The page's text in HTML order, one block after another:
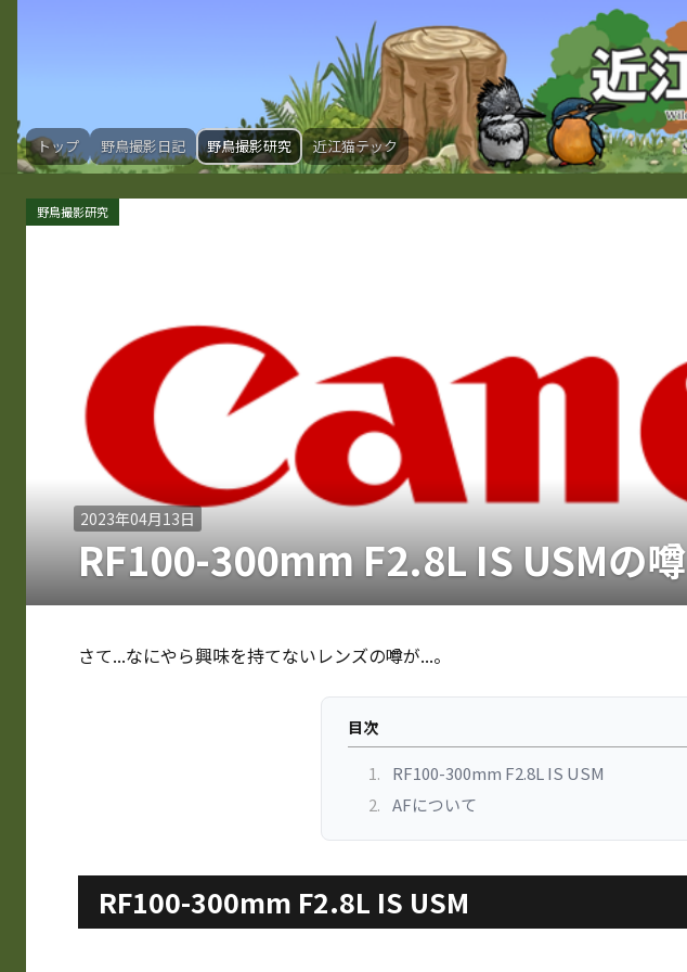
トップ 野鳥撮影日記 野鳥撮影研究 近江猫テック
野鳥撮影研究
2023年04月13日
RF100-300mm F2.8L IS USMの噂
さて...なにやら興味を持てないレンズの噂が...。
目次
1.
RF100-300mm F2.8L IS USM
2. AFについて
RF100-300mm F2.8L IS USM